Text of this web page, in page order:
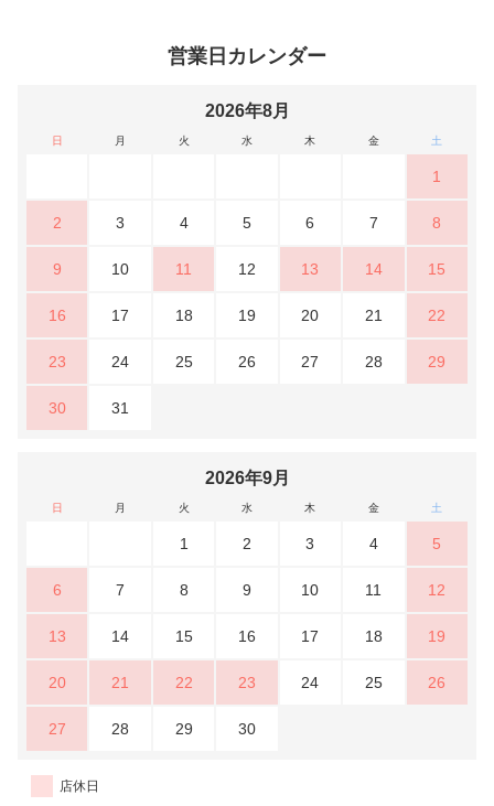
営業日カレンダー
2026年8月
日 月 火 水 木 金 土
1
2 3 4 5 6 7 8
9 10 11 12 13 14 15
16 17 18 19 20 21 22
23 24 25 26 27 28 29
30 31
2026年9月
日 月 火 水 木 金 土
1 2 3 4 5
6 7 8 9 10 11 12
13 14 15 16 17 18 19
20 21 22 23 24 25 26
27 28 29 30
店休日